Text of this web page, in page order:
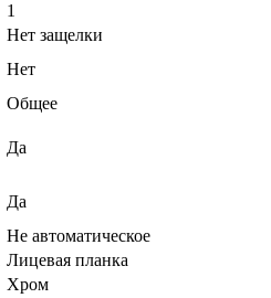
1
Нет защелки
Нет
Общее
Да
Да
Не автоматическое
Лицевая планка
Хром